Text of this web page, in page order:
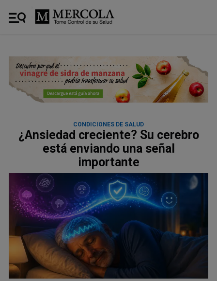
CONDICIONES DE SALUD
¿Ansiedad creciente? Su cerebro
está enviando una señal
importante